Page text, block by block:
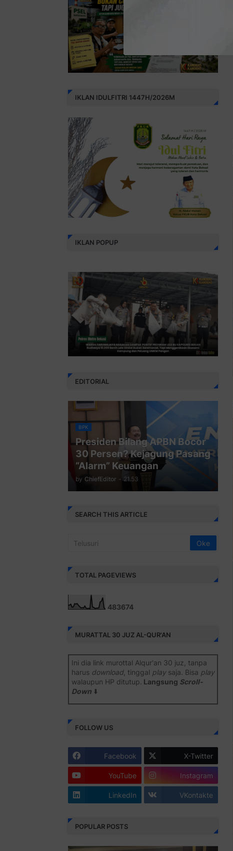
IKLAN IDULFITRI 1447H/2026M
IKLAN POPUP
EDITORIAL
BPK
Presiden Bilang APBN Bocor
30 Persen? Kejagung Pasang
“Alarm” Keuangan
by ChiefEditor - 21.53
SEARCH THIS ARTICLE
TOTAL PAGEVIEWS
483674
MURATTAL 30 JUZ AL-QUR'AN
Ini dia link murottal Alqur'an 30 juz, tanpa
harus download, tinggal playsaja. Bisa play
walaupun HP ditutup. Langsung Scroll-
Down⬇️
Juz 1 ⇨http://j.mp/2b8SiNO
Juz 2 ⇨http://j.mp/2b8RJmQ
Juz 3 ⇨http://j.mp/2bFSrtF
Juz 4 ⇨http://j.mp/2b8SXi3
Juz 5 ⇨http://j.mp/2b8RZm3
Juz 6 ⇨http://j.mp/28MBohs
Juz 7 ⇨http://j.mp/2bFRIZC
FOLLOW US
Facebook X-Twitter
YouTube Instagram
LinkedIn VKontakte
POPULAR POSTS